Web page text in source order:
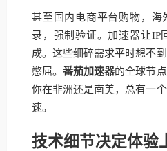
甚至国内电商平台购物，海
录，强制验证。加速器让IP
成。这些细碎需求平时想不
憋屈。番茄加速器的全球节
你在非洲还是南美，总有一
速。
技术细节决定体验